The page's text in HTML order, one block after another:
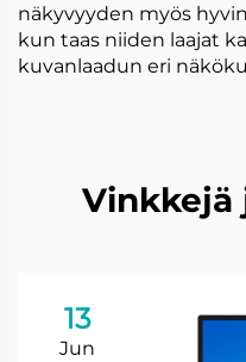
näkyvyyden myös
kun taas niiden laajat
kuvanlaadun eri
Vinkkejä
13
Jun